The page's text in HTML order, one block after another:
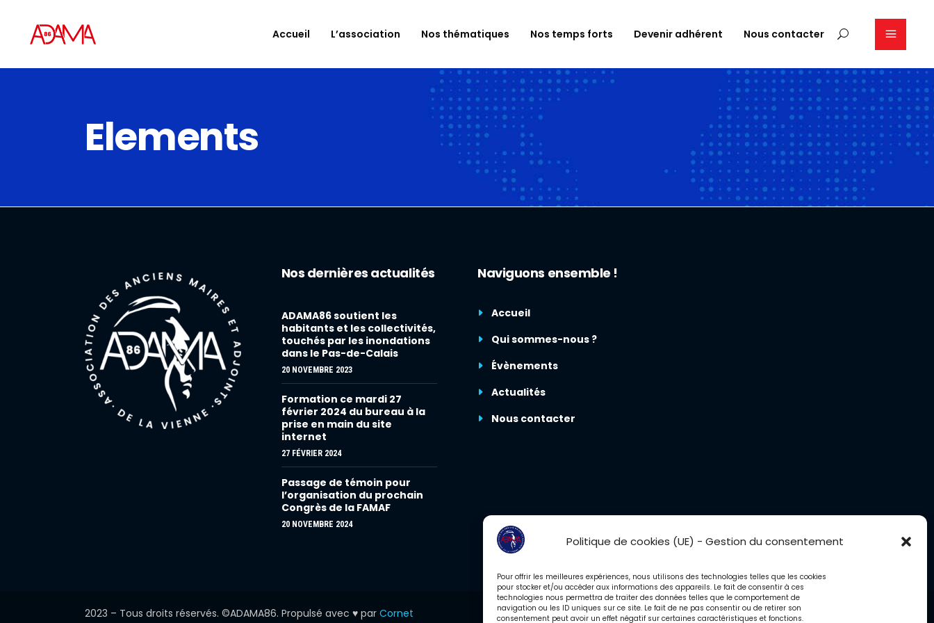
Politique de cookies (UE) - Gestion du consentement
Pour offrir les meilleures expériences, nous utilisons des technologies telles que les cookies
pour stocker et/ou accéder aux informations des appareils. Le fait de consentir à ces
technologies nous permettra de traiter des données telles que le comportement de
navigation ou les ID uniques sur ce site. Le fait de ne pas consentir ou de retirer son
consentement peut avoir un effet négatif sur certaines caractéristiques et fonctions.
Accueil L’association Nos thématiques Nos temps forts Devenir adhérent Nous contacter
Elements
Nos dernières actualités
ADAMA86 soutient les
habitants et les collectivités,
touchés par les inondations
dans le Pas-de-Calais
20 NOVEMBRE 2023
Formation ce mardi 27
février 2024 du bureau à la
prise en main du site
internet
27 FÉVRIER 2024
Passage de témoin pour
l’organisation du prochain
Congrès de la FAMAF
20 NOVEMBRE 2024
Naviguons ensemble !
Accueil
Qui sommes-nous ?
Évènements
Actualités
Nous contacter
2023 – Tous droits réservés. ©ADAMA86. Propulsé avec ♥ par Cornet